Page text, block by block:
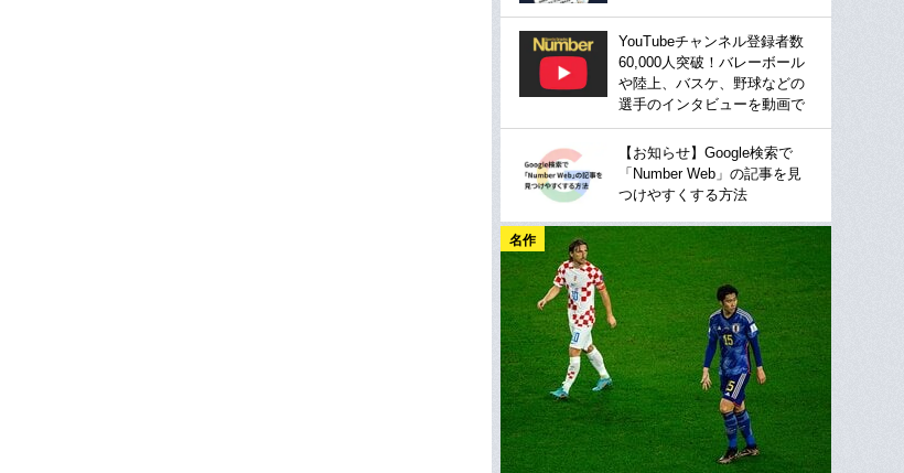
YouTubeチャンネル登録者数
60,000人突破！バレーボール
や陸上、バスケ、野球などの
選手のインタビューを動画で
【お知らせ】Google検索で
「Number Web」の記事を見
つけやすくする方法
名作